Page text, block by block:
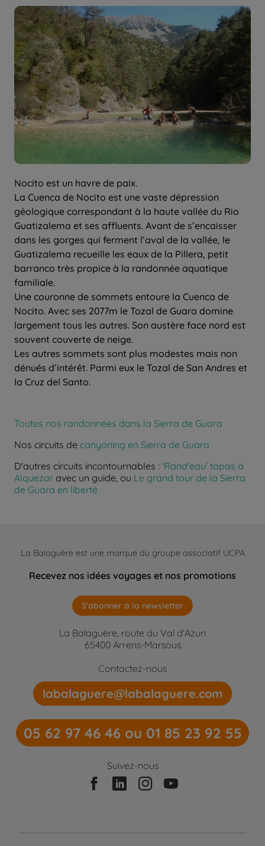
Nocito est un havre de paix.
La Cuenca de Nocito est une vaste dépression
géologique correspondant à la haute vallée du Rio
Guatizalema et ses affluents. Avant de s’encaisser
dans les gorges qui ferment l’aval de la vallée, le
Guatizalema recueille les eaux de la Pillera, petit
barranco très propice à la randonnée aquatique
familiale.
Une couronne de sommets entoure la Cuenca de
Nocito. Avec ses 2077m le Tozal de Guara domine
largement tous les autres. Son austère face nord est
souvent couverte de neige.
Les autres sommets sont plus modestes mais non
dénués d’intérêt. Parmi eux le Tozal de San Andres et
la Cruz del Santo.
Toutes nos randonnées dans la Sierra de Guara
Nos circuits de canyoning en Sierra de Guara
D'autres circuits incontournables : 'Rand'eau' tapas à
Alquezar avec un guide, ou Le grand tour de la Sierra
de Guara en liberté
La Balaguère est une marque du groupe associatif UCPA
Recevez nos idées voyages et nos promotions
S'abonner à la newsletter
La Balaguère, route du Val d'Azun
65400 Arrens-Marsous
Contactez-nous
labalaguere@labalaguere.com
05 62 97 46 46 ou 01 85 23 92 55
Suivez-nous